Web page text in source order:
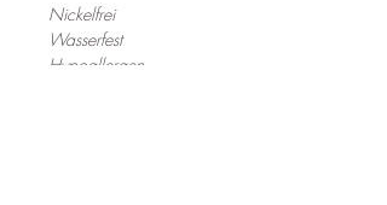
Nickelfrei
Wasserfest
Hypoallergen